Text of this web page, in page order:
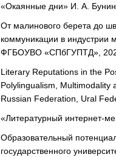
«Окаянные дни» И. А.
От малинового берета до
коммуникации в
ФГБОУВО «СПбГУПТД»,
Literary Reputations in the
Polylingualism, Multimodality
Russian Federation, Ural
«Литературный интернет-
Образовательный
государственного